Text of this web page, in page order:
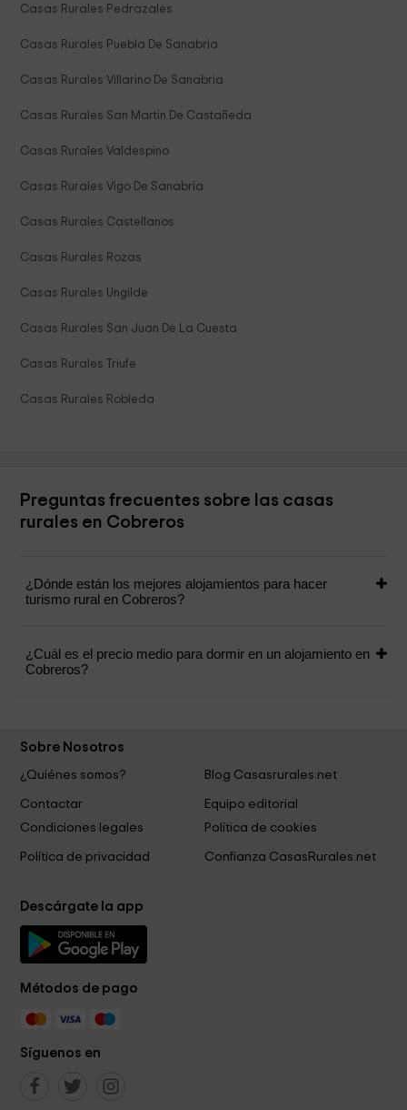
Casas Rurales Pedrazales
Casas Rurales Puebla De Sanabria
Casas Rurales Villarino De Sanabria
Casas Rurales San Martin De Castañeda
Casas Rurales Valdespino
Casas Rurales Vigo De Sanabria
Casas Rurales Castellanos
Casas Rurales Rozas
Casas Rurales Ungilde
Casas Rurales San Juan De La Cuesta
Casas Rurales Triufe
Casas Rurales Robleda
Preguntas frecuentes sobre las casas
rurales en Cobreros
¿Dónde están los mejores alojamientos para hacer
turismo rural en Cobreros?
¿Cuál es el precio medio para dormir en un alojamiento en
Cobreros?
Sobre Nosotros
¿Quiénes somos?
Blog Casasrurales.net
Contactar
Equipo editorial
Condiciones legales
Política de cookies
Política de privacidad Confianza CasasRurales.net
Descárgate la app
Métodos de pago
Síguenos en